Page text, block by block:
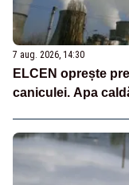
7 aug. 2026, 14:30
ELCEN oprește
caniculei. Apa